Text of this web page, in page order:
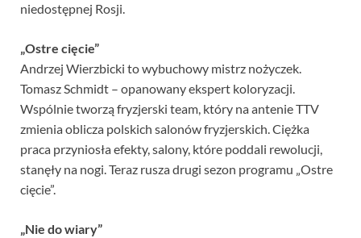
niedostępnej Rosji.
„Ostre cięcie”
Andrzej Wierzbicki to wybuchowy mistrz nożyczek.
Tomasz Schmidt – opanowany ekspert koloryzacji.
Wspólnie tworzą fryzjerski team, który na antenie TTV
zmienia oblicza polskich salonów fryzjerskich. Ciężka
praca przyniosła efekty, salony, które poddali rewolucji,
stanęły na nogi. Teraz rusza drugi sezon programu „Ostre
cięcie”.
„Nie do wiary”